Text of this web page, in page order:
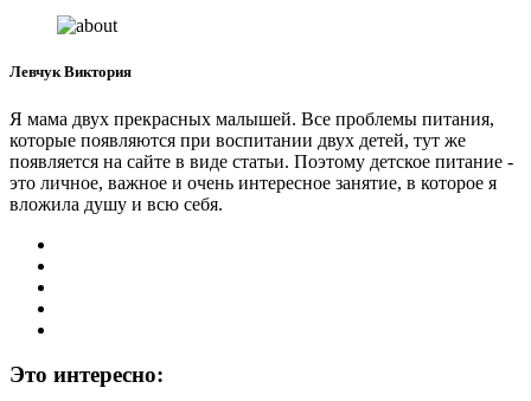
Левчук Виктория
Я мама двух прекрасных малышей. Все проблемы питания,
которые появляются при воспитании двух детей, тут же
появляется на сайте в виде статьи. Поэтому детское питание -
это личное, важное и очень интересное занятие, в которое я
вложила душу и всю себя.
Это интересно: